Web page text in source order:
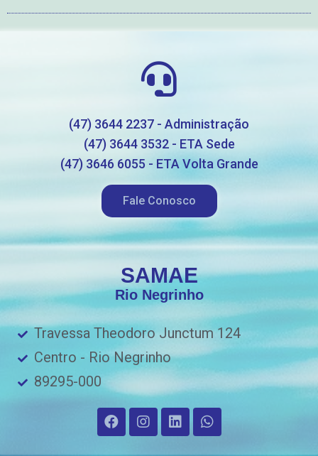
(47) 3644 2237 - Administração
(47) 3644 3532 - ETA Sede
(47) 3646 6055 - ETA Volta Grande
Fale Conosco
SAMAE
Rio Negrinho
Travessa Theodoro Junctum 124
Centro - Rio Negrinho
89295-000